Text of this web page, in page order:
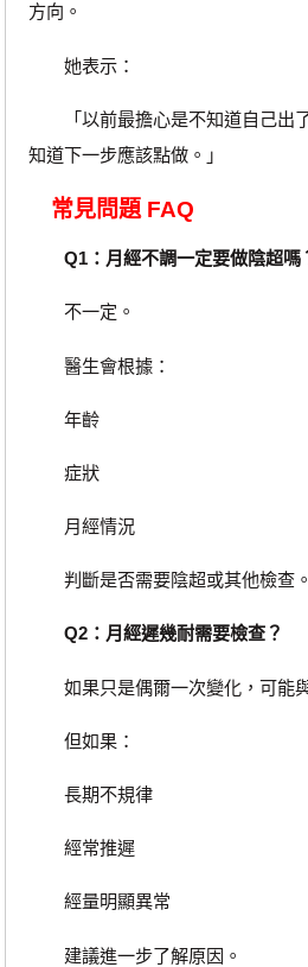
方向。
她表示：
「以前最擔心是不知道自己出
知道下一步應該點做。」
常見問題 FAQ
Q1：月經不調一定要做陰超嗎
不一定。
醫生會根據：
年齡
症狀
月經情況
判斷是否需要陰超或其他檢查。
Q2：月經遲幾耐需要檢查？
如果只是偶爾一次變化，可能與
但如果：
長期不規律
經常推遲
經量明顯異常
建議進一步了解原因。